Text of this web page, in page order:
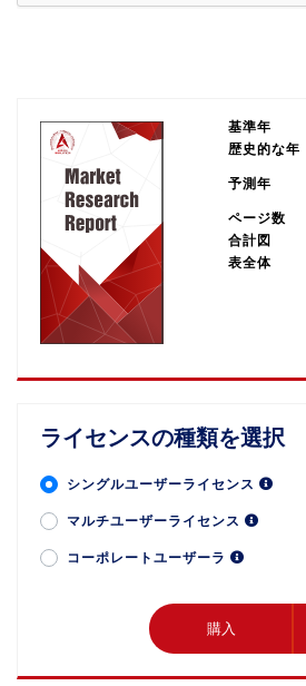
基準年
歴史的な年
予測年
ページ数
合計図
表全体
ライセンスの種類を選択
シングルユーザーライセンス
マルチユーザーライセンス
コーポレートユーザーラ
購入